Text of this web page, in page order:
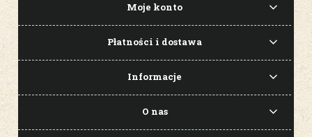
Moje konto
Płatności i dostawa
Informacje
O nas